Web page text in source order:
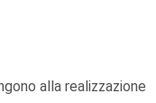
alla realizzazione